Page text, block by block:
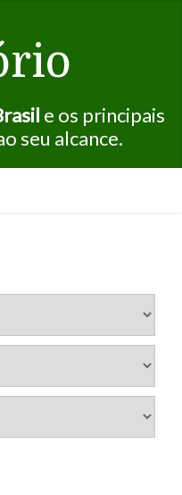
e os principais
seu alcance.